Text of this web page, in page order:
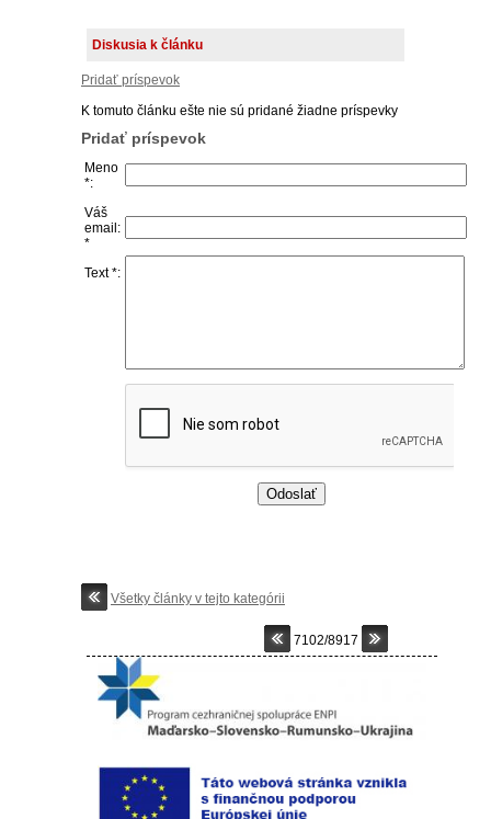
Diskusia k článku
Pridať príspevok
K tomuto článku ešte nie sú pridané žiadne príspevky
Pridať príspevok
Meno
*:
Váš
email:
*
Text *:
Všetky články v tejto kategórii
7102/8917